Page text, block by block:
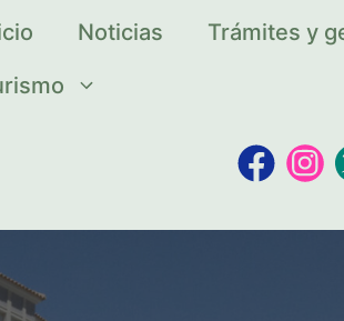
Noticias Trámites y